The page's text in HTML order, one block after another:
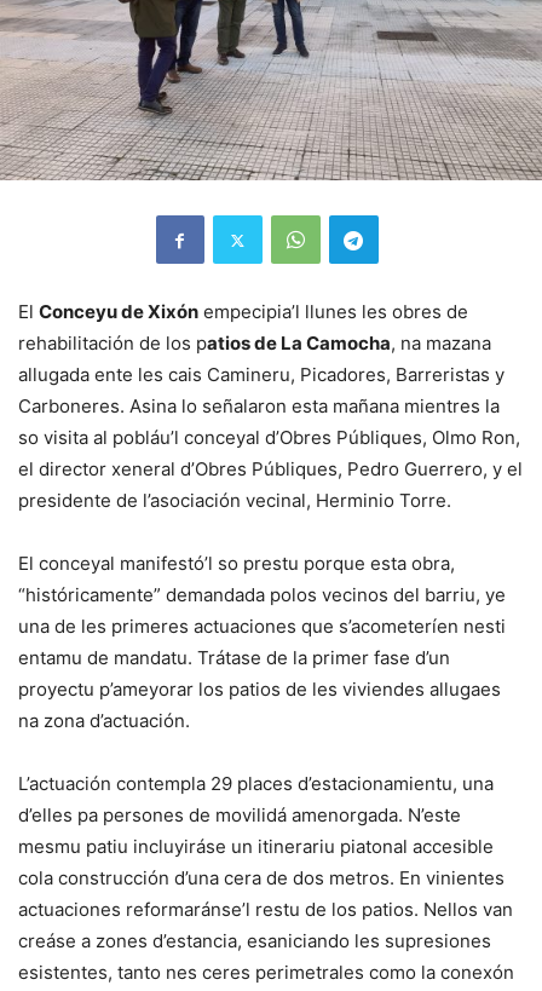
El Conceyu de Xixón empecipia’l llunes les obres de
rehabilitación de los patios de La Camocha, na mazana
allugada ente les cais Camineru, Picadores, Barreristas y
Carboneres. Asina lo señalaron esta mañana mientres la
so visita al pobláu’l conceyal d’Obres Públiques, Olmo Ron,
el director xeneral d’Obres Públiques, Pedro Guerrero, y el
presidente de l’asociación vecinal, Herminio Torre.
El conceyal manifestó’l so prestu porque esta obra,
“históricamente” demandada polos vecinos del barriu, ye
una de les primeres actuaciones que s’acometeríen nesti
entamu de mandatu. Trátase de la primer fase d’un
proyectu p’ameyorar los patios de les viviendes allugaes
na zona d’actuación.
L’actuación contempla 29 places d’estacionamientu, una
d’elles pa persones de movilidá amenorgada. N’este
mesmu patiu incluyiráse un itinerariu piatonal accesible
cola construcción d’una cera de dos metros. En vinientes
actuaciones reformaránse’l restu de los patios. Nellos van
creáse a zones d’estancia, esaniciando les supresiones
esistentes, tanto nes ceres perimetrales como la conexón